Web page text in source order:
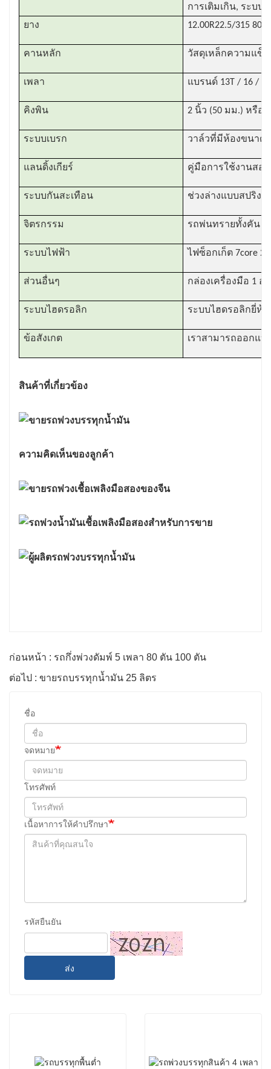
การเติมเกิน, ระบบ
ยาง
12.00R22.5/315
คานหลัก วัสดุเหล็กความแข็ง
เพลา แบรนด์ 13T / 16 /
คิงพิน 2 นิ้ว (50 มม.) หรือ
ระบบเบรก วาล์วที่มีห้องขนาด
แลนดิ้งเกียร์ คู่มือการใช้งานสอ
ระบบกันสะเทือน ช่วงล่างแบบสปริง,
จิตรกรรม รถพ่นทรายทั้งคัน
ระบบไฟฟ้า ไฟซ็อกเก็ต 7core
ส่วนอื่นๆ กล่องเครื่องมือ 1 อั
ระบบไฮดรอลิก ระบบไฮดรอลิกยี่ห้อ
ข้อสังเกต เราสามารถออกแบ
สินค้าที่เกี่ยวข้อง
ความคิดเห็นของลูกค้า
ก่อนหน้า : รถกึ่งพ่วงดัมพ์ 5 เพลา 80 ตัน 100 ตัน
ต่อไป : ขายรถบรรทุกน้ำมัน 25 ลิตร
ชื่อ
จดหมาย
โทรศัพท์
เนื้อหาการให้คำปรึกษา
รหัสยืนยัน
ส่ง